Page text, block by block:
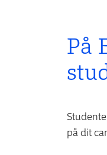
På
på dit